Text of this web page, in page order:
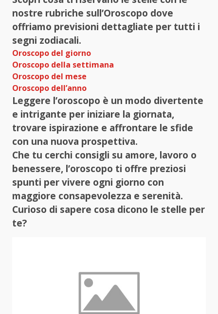
nostre rubriche sull’Oroscopo dove
offriamo previsioni dettagliate per tutti i
segni zodiacali.
Oroscopo del giorno
Oroscopo della settimana
Oroscopo del mese
Oroscopo dell’anno
Leggere l’oroscopo è un modo divertente
e intrigante per iniziare la giornata,
trovare ispirazione e affrontare le sfide
con una nuova prospettiva.
Che tu cerchi consigli su amore, lavoro o
benessere, l’oroscopo ti offre preziosi
spunti per vivere ogni giorno con
maggiore consapevolezza e serenità.
Curioso di sapere cosa dicono le stelle per
te?